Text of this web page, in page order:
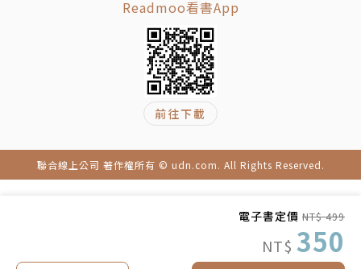
電子書定價 NT$ 499
NT$ 350
的投資機會和陷阱？
※ 神經網路的基本工作原理與當前最接近商業應用的
※ AI對哪些行業的衝擊已經或即將發生？哪些行業的A
I應用則在目前看不到「取代性」的可能？
※ AI對人類管理的城市與社會將顛覆性的改變有哪
些？
※ ……以及最重要的，你我對這個「許多事務都將由
智慧金融將導致一大批白領、金領失業
智能時代萬物皆媒，人機協作時代已經來臨
智慧城市——「上帝視角」的城市管理
重複體力勞動者將被機器人全面替代
打通巴比倫塔——黑天鵝殺手級應用
06 暗知識神蹟——機器能否超越人類
基於深度學習的AI本質
下一場空戰
Readmoo看書App
前往下載
聯合線上公司 著作權所有 © udn.com. All Rights Reserved.